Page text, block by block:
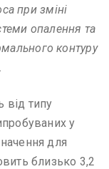
при зміні
опалення та
контуру
від типу
у
для
близько 3,2